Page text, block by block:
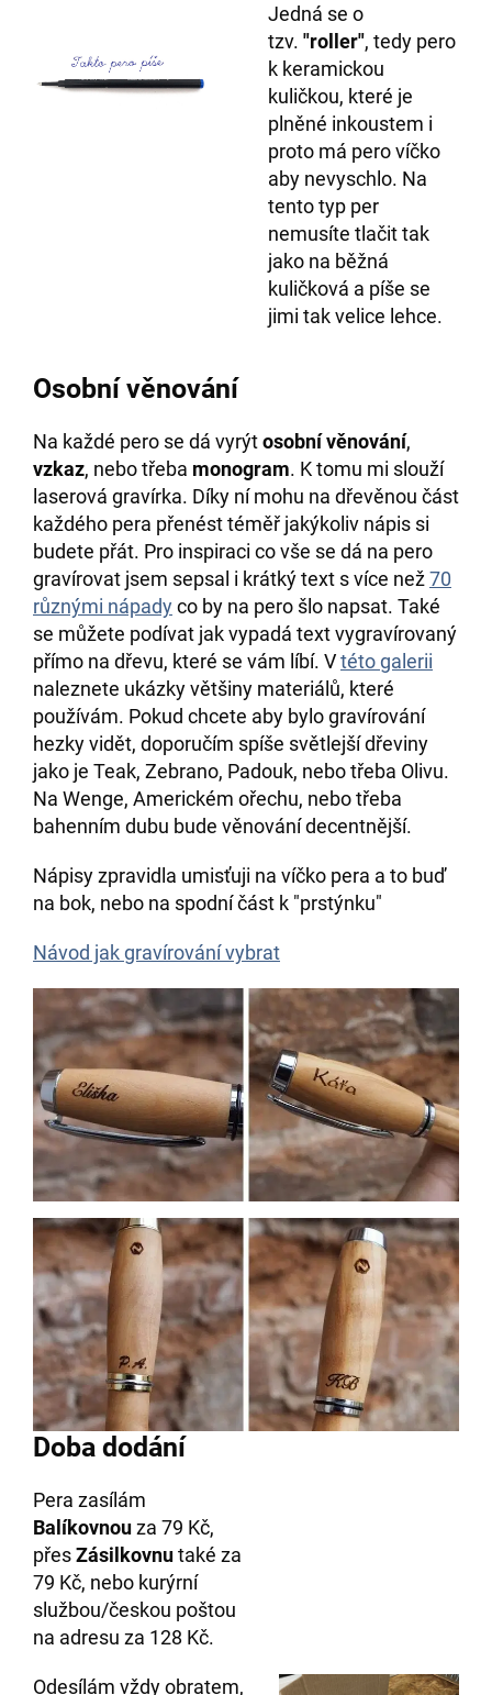
Jedná se o
tzv. "roller", tedy pero
k keramickou
kuličkou, které je
plněné inkoustem i
proto má pero víčko
aby nevyschlo. Na
tento typ per
nemusíte tlačit tak
jako na běžná
kuličková a píše se
jimi tak velice lehce.
Osobní věnování
Na každé pero se dá vyrýtosobní věnování,
vzkaz, nebo třeba monogram. K tomu mi slouží
laserová gravírka. Díky ní mohu na dřevěnou část
každého pera přenést téměř jakýkoliv nápis si
budete přát. Pro inspiraci co vše se dá na pero
gravírovat jsem sepsal i krátký text s více než70
různými nápadyco by na pero šlo napsat. Také
se můžete podívat jak vypadá text vygravírovaný
přímo na dřevu, které se vám líbí. Vtéto galerii
naleznete ukázky většiny materiálů, které
používám. Pokud chcete aby bylo gravírování
hezky vidět, doporučím spíše světlejší dřeviny
jako je Teak, Zebrano, Padouk, nebo třeba Olivu.
Na Wenge, Americkém ořechu, nebo třeba
bahenním dubu bude věnování decentnější.
Nápisy zpravidla umisťuji na víčko pera a to buď
na bok, nebo na spodní část k "prstýnku"
Návod jak gravírování vybrat
Doba dodání
Pera zasílám
Balíkovnouza 79 Kč,
přesZásilkovnutaké za
79 Kč, nebo kurýrní
službou/českou poštou
na adresu za 128 Kč.
Odesílám vždy obratem,